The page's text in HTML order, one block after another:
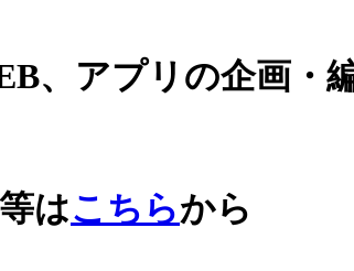
、アプリの企画・
はこちらから